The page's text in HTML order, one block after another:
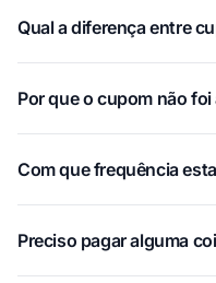
Qual a diferença entre
Por que o cupom não
Com que frequência
Preciso pagar alguma